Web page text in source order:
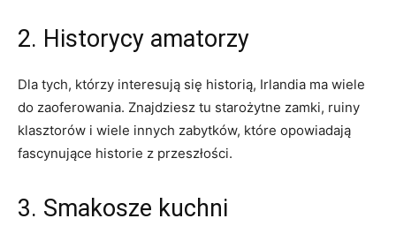
2.‍ Historycy amatorzy
Dla ⁤tych, ‌którzy interesują się historią, Irlandia ma wiele
do zaoferowania. Znajdziesz ‍tu ⁢starożytne zamki, ruiny
klasztorów i wiele ⁤innych ‍zabytków, które opowiadają
fascynujące historie z przeszłości.
3. ⁢Smakosze kuchni